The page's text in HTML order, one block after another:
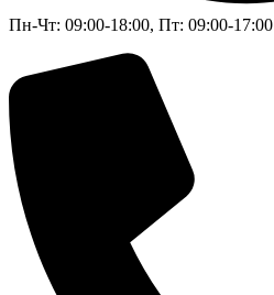
Пн-Чт: 09:00-18:00, Пт: 09:00-17:00